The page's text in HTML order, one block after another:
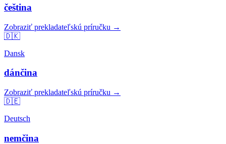
čeština
Zobraziť prekladateľskú príručku →
🇩🇰
Dansk
dánčina
Zobraziť prekladateľskú príručku →
🇩🇪
Deutsch
nemčina